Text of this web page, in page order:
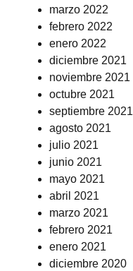
marzo 2022
febrero 2022
enero 2022
diciembre 2021
noviembre 2021
octubre 2021
septiembre 2021
agosto 2021
julio 2021
junio 2021
mayo 2021
abril 2021
marzo 2021
febrero 2021
enero 2021
diciembre 2020